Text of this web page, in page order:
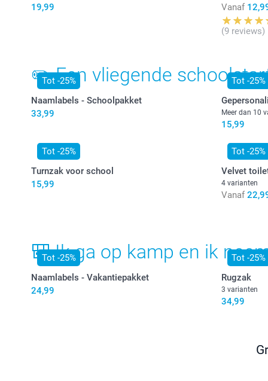
19,99 Vanaf
(9 reviews)
✏️ Een vliegende
Tot -25%
Naamlabels - Schoolpakket
33,99
Tot -25%
Meer dan 10
15,99
Tot -25%
Turnzak voor school
15,99
Tot -25%
Velvet
4 varianten
Vanaf
🎒 Ik ga op kamp en ik
Tot -25%
Naamlabels - Vakantiepakket
24,99
Tot -25%
Rugzak
3 varianten
34,99